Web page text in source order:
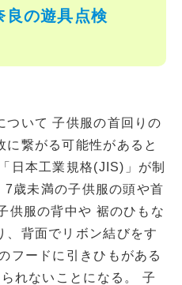
良の遊具点検
ついて 子供服の首回りの
に繋がる可能性があると
日本工業規格(JIS)」が制
歳未満の子供服の頭や首
供服の背中や 裾のひもな
背面でリボン結びをす
フードに引きひもがある
れないことになる。 子